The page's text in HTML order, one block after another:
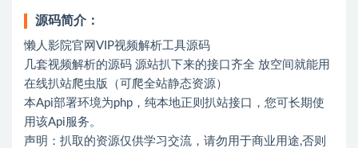
源码简介：
懒人影院官网VIP视频解析工具源码
几套视频解析的源码 源站扒下来的接口齐全 放空间就能用
在线扒站爬虫版（可爬全站静态资源）
本Api部署环境为php，纯本地正则扒站接口，您可长期使
用该Api服务。
声明：扒取的资源仅供学习交流，请勿用于商业用途,否则